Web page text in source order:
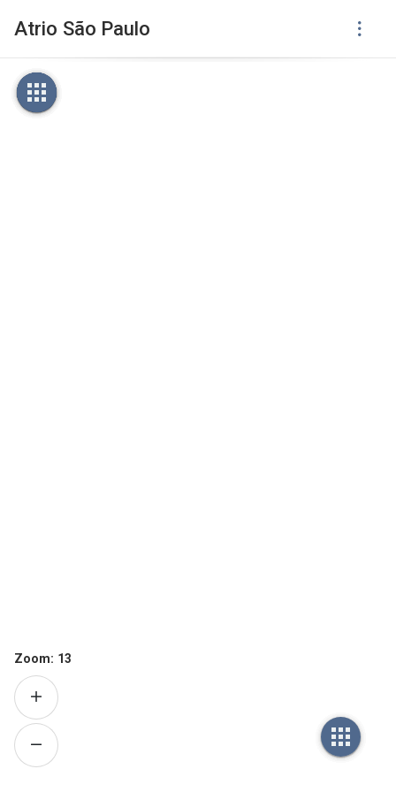
Atrio São Paulo
Zoom: 13